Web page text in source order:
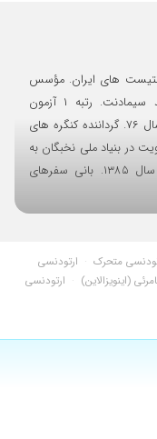
بسیار جدی
ایشون
های ایران. مؤسس
انجمن ارتودنتیست های جوان. صاحب برند سیمادنت. رتبه ۱ آزمون
رزیدنتی دندانپزشکی. رتبه ۱۷ آزمون سراسری سال ۷۶. گرداننده کنگره های
بنیاد ملی نخبگان به
دعوت معاونت علمی و فناوری رئیس جمهور سال ۱۳۸۵. بانی سفرهای
متحرک · ارتودنسی
(اینویزالاین) · ارتودنسی